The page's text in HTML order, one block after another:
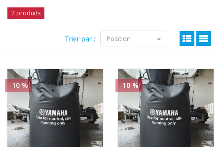
2 produits
Trier par : Position
-10 % -10 %